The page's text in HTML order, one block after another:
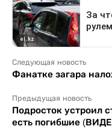
Следующая новость
Фанатке загара
Предыдущая новость
Подросток устроил
есть погибшие